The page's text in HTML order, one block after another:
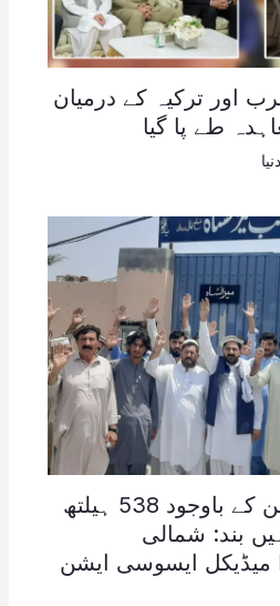
اور ترکیہ کے درمیان
طے پا گیا
دنیا
فزیکل ویری فکیشن کے باوجود 538 ہیلتھ
بند: شمالی
میڈیکل ایسوسی ایشن